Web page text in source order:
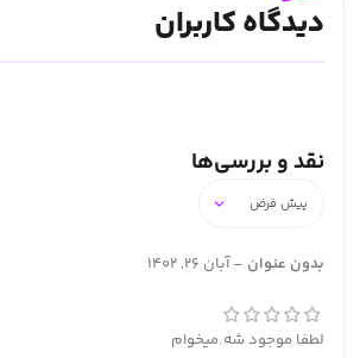
دیدگاه کاربران
نقد و بررسی‌ها
بدون عنوان –آبان 26, 1402
لطفا موجود شه.میخوام